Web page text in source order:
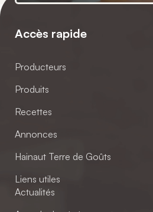
Accès rapide
Producteurs
Produits
Recettes
Annonces
Hainaut Terre de Goûts
Liens utiles
Actualités